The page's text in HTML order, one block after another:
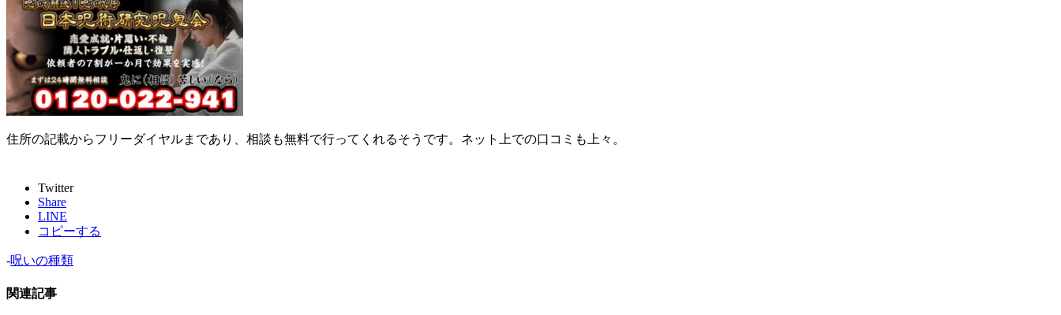
住所の記載からフリーダイヤルまであり、相談も無料で行ってくれるそうです。ネット上での口コミも上々。
Twitter
Share
LINE
コピーする
-呪いの種類
関連記事